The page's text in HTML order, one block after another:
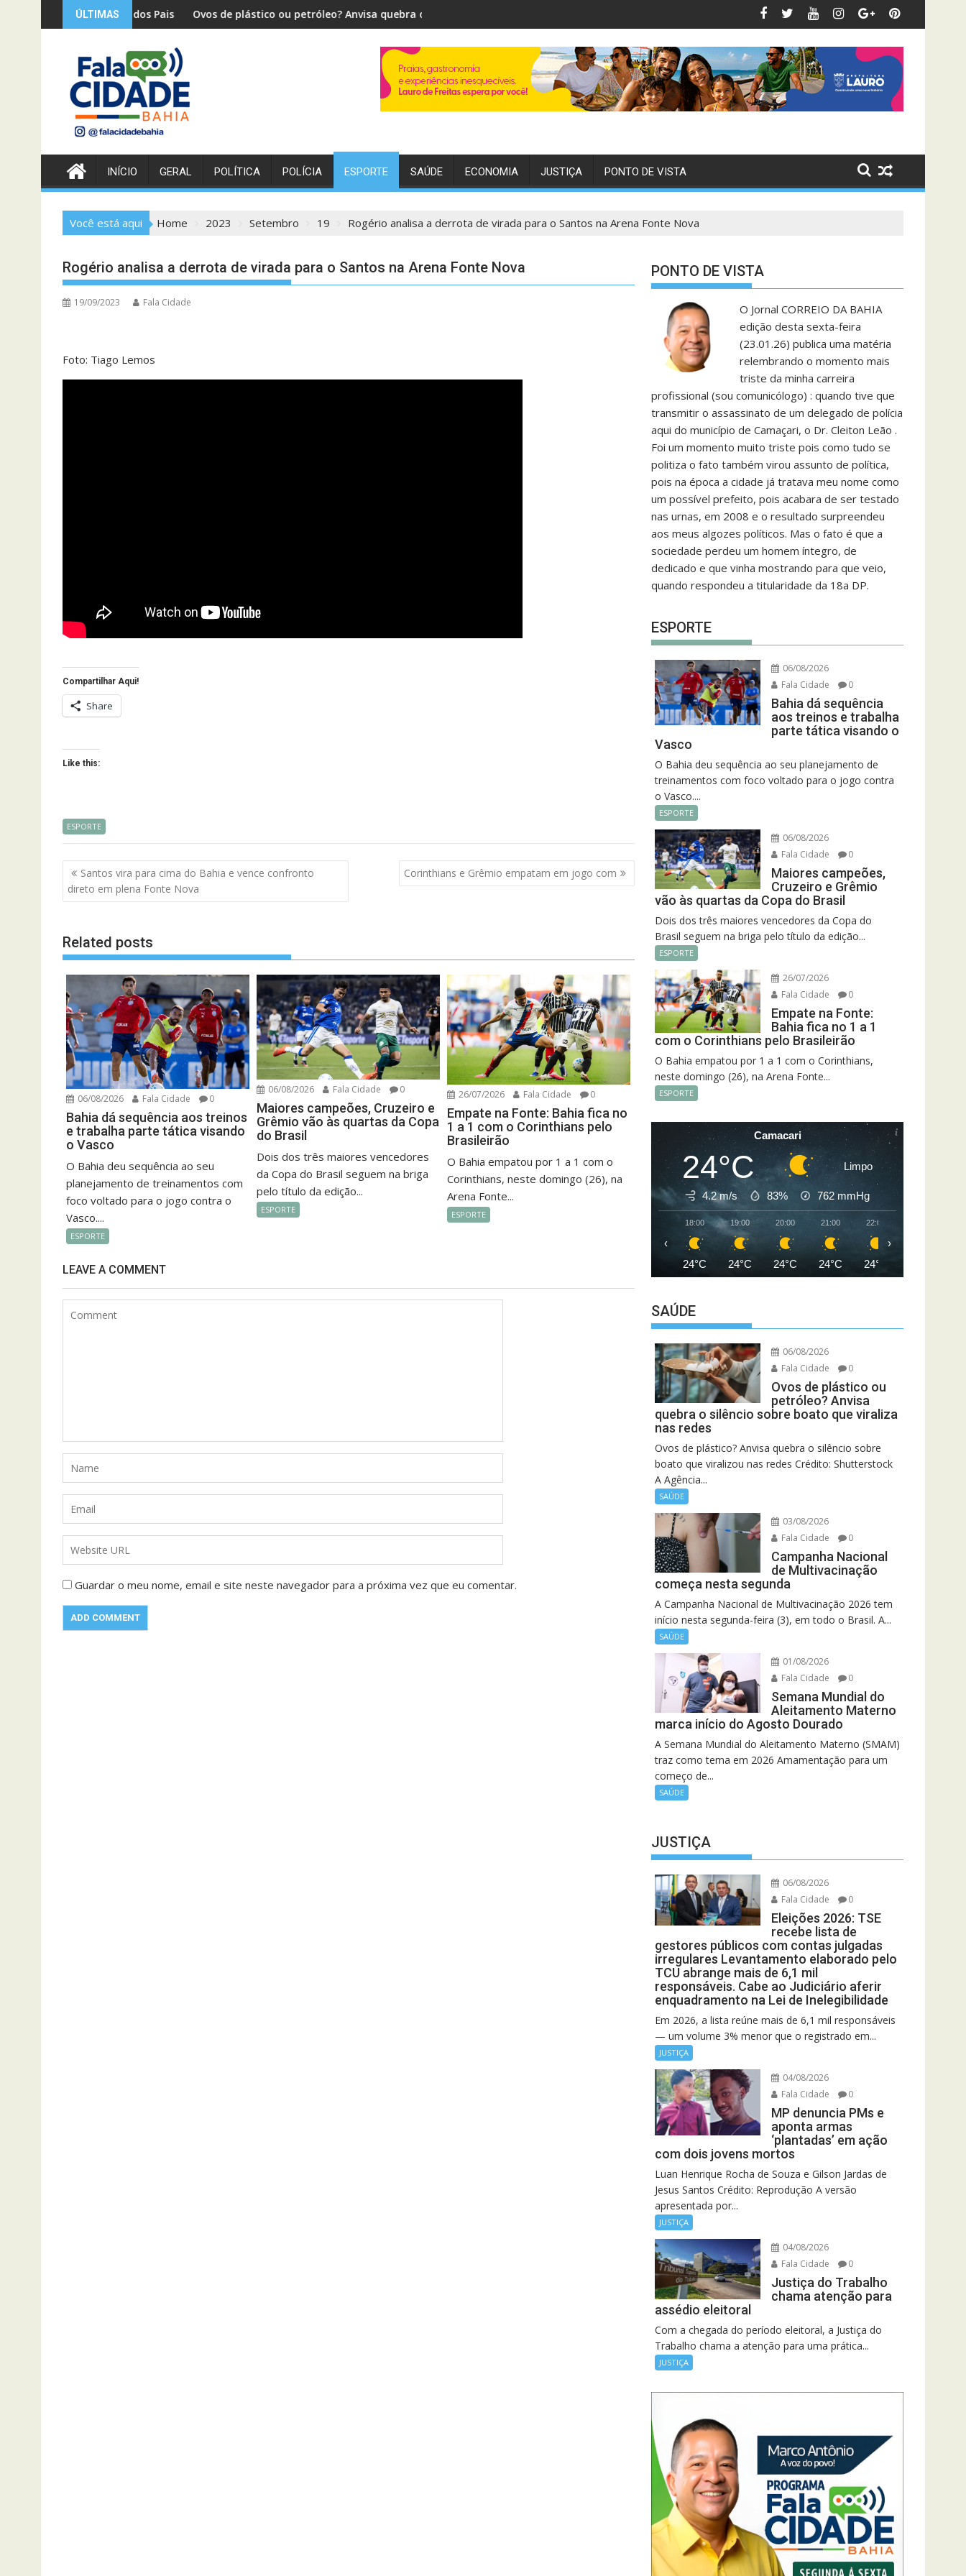
to
ÚLTIMAS
dos Pais e reforça fiscalização no comércio
Ovos de plástico ou petróleo? Anvisa quebra o silêncio sobre boato que viraliza nas redesEleições 2026: TSE recebe lista de gestores públicos com contas julgadas irregulares Levantamento elaborado pelo
Bahia dá sequência aos treinos e trabalha parte tática
INÍCIO GERAL POLÍTICA POLÍCIA ESPORTE SAÚDE ECONOMIA JUSTIÇA PONTO DE VISTA
Você está aqui Home 2023 Setembro 19 Rogério analisa a derrota de virada para o Santos na Arena Fonte Nova
Rogério analisa a derrota de virada para o Santos na Arena Fonte Nova
19/09/2023 Fala Cidade
Foto: Tiago Lemos
Compartilhar Aqui!
Share
Like this:
ESPORTE
Navegação
de
artigos
Santos vira para cima do Bahia e vence confronto
direto em plena Fonte Nova
Corinthians e Grêmio empatam em jogo com
Related posts
06/08/2026 Fala Cidade 0
Bahia dá sequência aos treinos
e trabalha parte tática visando
o Vasco
O Bahia deu sequência ao seu
planejamento de treinamentos com
foco voltado para o jogo contra o
Vasco....
ESPORTE
06/08/2026 Fala Cidade 0
Maiores campeões, Cruzeiro e
Grêmio vão às quartas da Copa
do Brasil
Dois dos três maiores vencedores
da Copa do Brasil seguem na briga
pelo título da edição...
ESPORTE
26/07/2026 Fala Cidade 0
Empate na Fonte: Bahia fica no
1 a 1 com o Corinthians pelo
Brasileirão
O Bahia empatou por 1 a 1 com o
Corinthians, neste domingo (26), na
Arena Fonte...
ESPORTE
LEAVE A COMMENT
Guardar o meu nome, email e site neste navegador para a próxima vez que eu comentar.
PONTO DE VISTA
O Jornal CORREIO DA BAHIA
edição desta sexta-feira
(23.01.26) publica uma matéria
relembrando o momento mais
triste da minha carreira
profissional (sou comunicólogo) : quando tive que
transmitir o assassinato de um delegado de polícia
aqui do município de Camaçari, o Dr. Cleiton Leão .
Foi um momento muito triste pois como tudo se
politiza o fato também virou assunto de política,
pois na época a cidade já tratava meu nome como
um possível prefeito, pois acabara de ser testado
nas urnas, em 2008 e o resultado surpreendeu
aos meus algozes políticos. Mas o fato é que a
sociedade perdeu um homem íntegro, de
dedicado e que vinha mostrando para que veio,
quando respondeu a titularidade da 18a DP.
ESPORTE
06/08/2026
Fala Cidade
0
Bahia dá sequência
aos treinos e trabalha
parte tática visando o
Vasco
O Bahia deu sequência ao seu planejamento de
treinamentos com foco voltado para o jogo contra
o Vasco....
ESPORTE
06/08/2026
Fala Cidade
0
Maiores campeões,
Cruzeiro e Grêmio
vão às quartas da Copa do Brasil
Dois dos três maiores vencedores da Copa do
Brasil seguem na briga pelo título da edição...
ESPORTE
26/07/2026
Fala Cidade
0
Empate na Fonte:
Bahia fica no 1 a 1
com o Corinthians pelo Brasileirão
O Bahia empatou por 1 a 1 com o Corinthians,
neste domingo (26), na Arena Fonte...
ESPORTE
Camacari
24°C Limpo
4.2 m/s 83% 762mmHg
18:00
24°C
19:00
24°C
20:00
24°C
21:00
24°C
22:00
24°C
‹ ›
SAÚDE
06/08/2026
Fala Cidade
0
Ovos de plástico ou
petróleo? Anvisa
quebra o silêncio sobre boato que viraliza
nas redes
Ovos de plástico? Anvisa quebra o silêncio sobre
boato que viralizou nas redes Crédito: Shutterstock
A Agência...
SAÚDE
03/08/2026
Fala Cidade
0
Campanha Nacional
de Multivacinação
começa nesta segunda
A Campanha Nacional de Multivacinação 2026 tem
início nesta segunda-feira (3), em todo o Brasil. A...
SAÚDE
01/08/2026
Fala Cidade
0
Semana Mundial do
Aleitamento Materno
marca início do Agosto Dourado
A Semana Mundial do Aleitamento Materno (SMAM)
traz como tema em 2026 Amamentação para um
começo de...
SAÚDE
JUSTIÇA
06/08/2026
Fala Cidade
0
Eleições 2026: TSE
recebe lista de
gestores públicos com contas julgadas
irregulares Levantamento elaborado pelo
TCU abrange mais de 6,1 mil
responsáveis. Cabe ao Judiciário aferir
enquadramento na Lei de Inelegibilidade
Em 2026, a lista reúne mais de 6,1 mil responsáveis
— um volume 3% menor que o registrado em...
JUSTIÇA
04/08/2026
Fala Cidade
0
MP denuncia PMs e
aponta armas
‘plantadas’ em ação
com dois jovens mortos
Luan Henrique Rocha de Souza e Gilson Jardas de
Jesus Santos Crédito: Reprodução A versão
apresentada por...
JUSTIÇA
04/08/2026
Fala Cidade
0
Justiça do Trabalho
chama atenção para
assédio eleitoral
Com a chegada do período eleitoral, a Justiça do
Trabalho chama a atenção para uma prática...
JUSTIÇA